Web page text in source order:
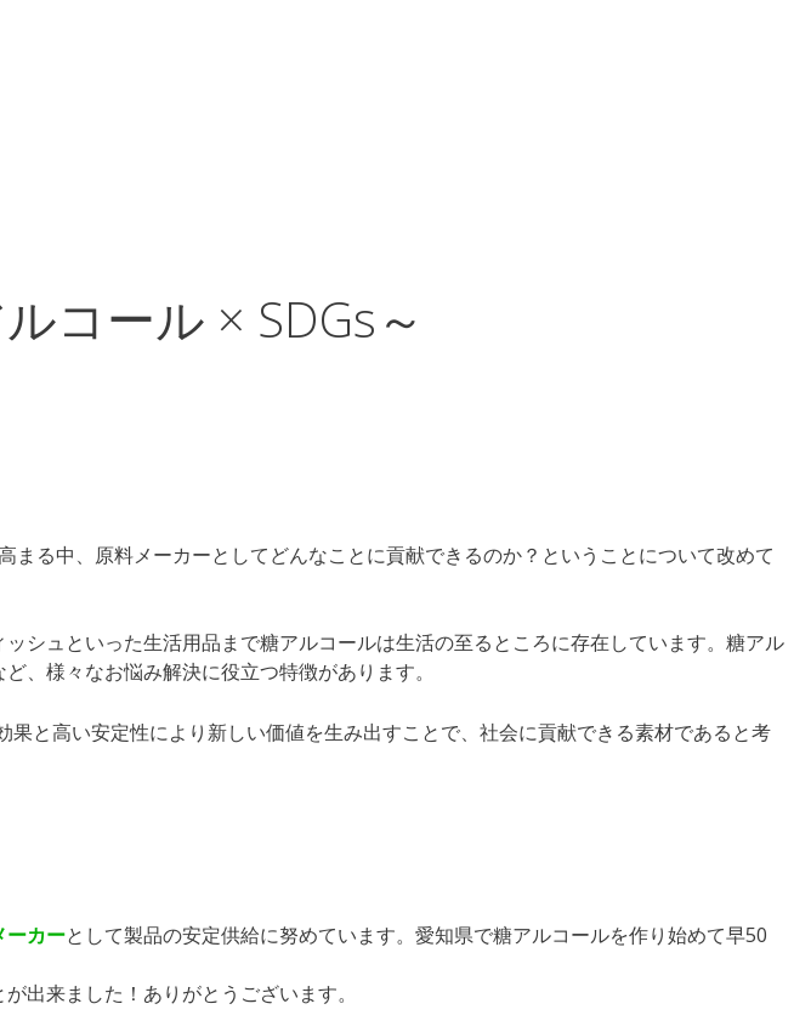
コール × SDGs～
る中、原料メーカーとしてどんなことに貢献できるのか？ということについて改めて
シュといった生活用品まで糖アルコールは生活の至るところに存在しています。糖アル
、様々なお悩み解決に役立つ特徴があります。
果と高い安定性により新しい価値を生み出すことで、社会に貢献できる素材であると考
ーカーとして製品の安定供給に努めています。愛知県で糖アルコールを作り始めて早50
出来ました！ありがとうございます。